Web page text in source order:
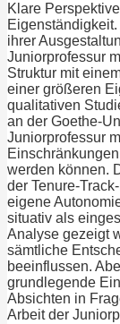
Klare
ihrer
Juniorprofessur
Struktur mit
einer größeren
qualitativen
an der Goethe-
Juniorprofessur
werden können.
der Tenure-
eigene
situativ als
Analyse gezeigt
sämtliche
beeinflussen.
grundlegende
Absichten in
Arbeit der